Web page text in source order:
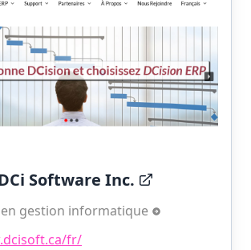
Software Inc.
gestion informatique
fr/